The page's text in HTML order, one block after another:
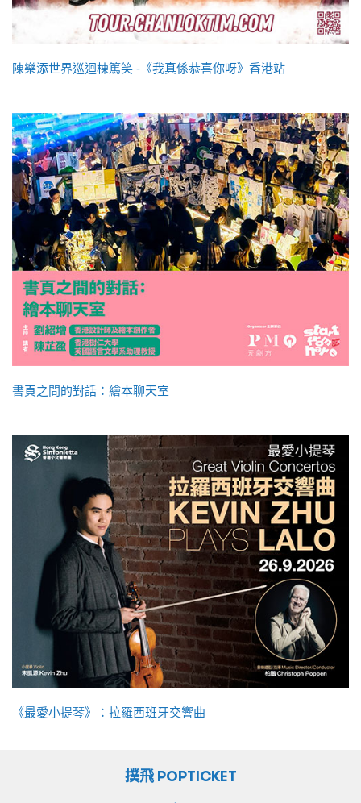
陳樂添世界巡迴棟篤笑 -《我真係恭喜你呀》香港站
書頁之間的對話：繪本聊天室
《最愛小提琴》：拉羅西班牙交響曲
撲飛 POPTICKET